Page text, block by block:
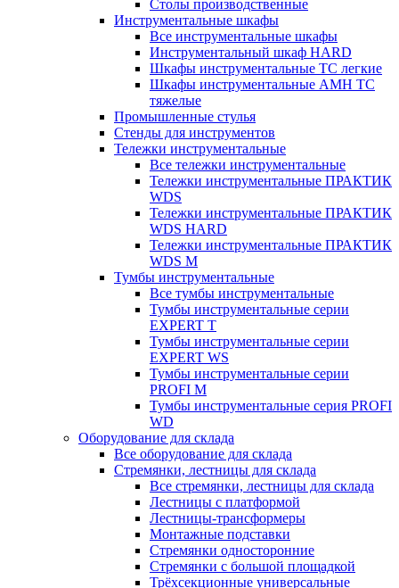
Столы производственные
Инструментальные шкафы
Все инструментальные шкафы
Инструментальный шкаф HARD
Шкафы инструментальные ТС легкие
Шкафы инструментальные AMH TC
тяжелые
Промышленные стулья
Стенды для инструментов
Тележки инструментальные
Все тележки инструментальные
Тележки инструментальные ПРАКТИК
WDS
Тележки инструментальные ПРАКТИК
WDS HARD
Тележки инструментальные ПРАКТИК
WDS M
Тумбы инструментальные
Все тумбы инструментальные
Тумбы инструментальные серии
EXPERT T
Тумбы инструментальные серии
EXPERT WS
Тумбы инструментальные серии
PROFI M
Тумбы инструментальные серия PROFI
WD
Оборудование для склада
Все оборудование для склада
Стремянки, лестницы для склада
Все стремянки, лестницы для склада
Лестницы с платформой
Лестницы-трансформеры
Монтажные подставки
Стремянки односторонние
Стремянки с большой площадкой
Трёхсекционные универсальные